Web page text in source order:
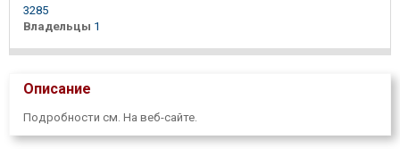
3285
Владельцы 1
Описание
Подробности см. На веб-сайте.